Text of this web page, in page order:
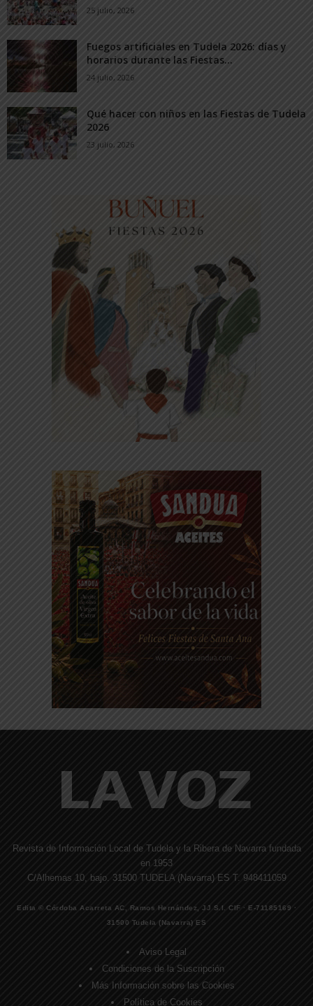
25 julio, 2026
Fuegos artificiales en Tudela 2026: días y
horarios durante las Fiestas...
24 julio, 2026
Qué hacer con niños en las Fiestas de Tudela
2026
23 julio, 2026
Revista de Información Local de Tudela y la Ribera de Navarra fundada
en 1953
C/Alhemas 10, bajo. 31500 TUDELA (Navarra) ES T. 948411059
Edita © Córdoba Acarreta AC, Ramos Hernández, JJ S.I. CIF · E-71185169 ·
31500 Tudela (Navarra) ES
Aviso Legal
Condiciones de la Suscripción
Más Información sobre las Cookies
Política de Cookies